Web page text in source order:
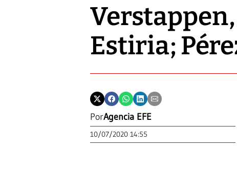
Estiria;
PorAgencia EFE
10/07/2020 14:55